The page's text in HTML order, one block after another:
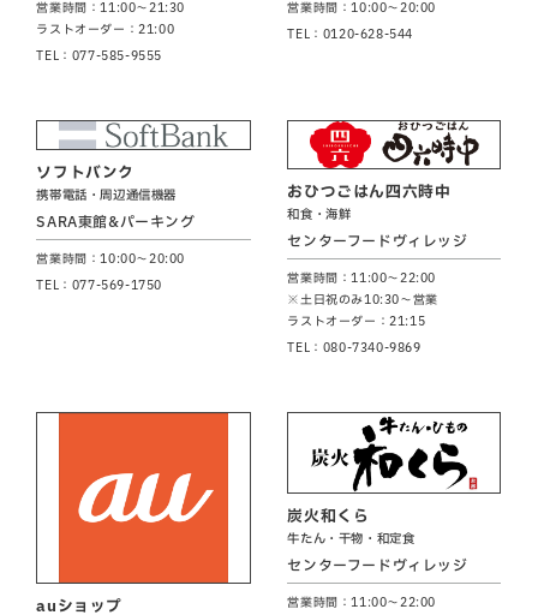
営業時間：11:00～21:30
ラストオーダー：21:00
TEL：077-585-9555
営業時間：10:00～20:00
TEL：0120-628-544
ソフトバンク
携帯電話・周辺通信機器
SARA東館&パーキング
営業時間：10:00～20:00
TEL：077-569-1750
おひつごはん四六時中
和食・海鮮
センターフードヴィレッジ
営業時間：11:00～22:00
※土日祝のみ10:30～営業
ラストオーダー：21:15
TEL：080-7340-9869
auショップ
炭火和くら
牛たん・干物・和定食
センターフードヴィレッジ
営業時間：11:00～22:00